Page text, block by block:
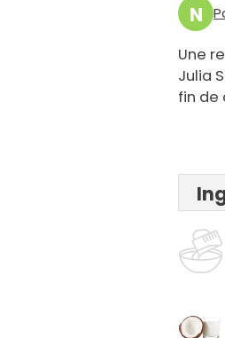
N
Une
Julia
fin de